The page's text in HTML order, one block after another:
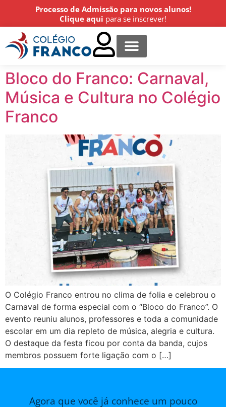
Processo de Admissão para novos alunos!
Clique aqui para se inscrever!
Bloco do Franco: Carnaval,
Música e Cultura no Colégio
Franco
O Colégio Franco entrou no clima de folia e celebrou o
Carnaval de forma especial com o “Bloco do Franco”. O
evento reuniu alunos, professores e toda a comunidade
escolar em um dia repleto de música, alegria e cultura.
O destaque da festa ficou por conta da banda, cujos
membros possuem forte ligação com o […]
Agora que você já conhece um pouco